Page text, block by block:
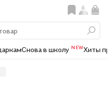
Снова в школу NEWХиты